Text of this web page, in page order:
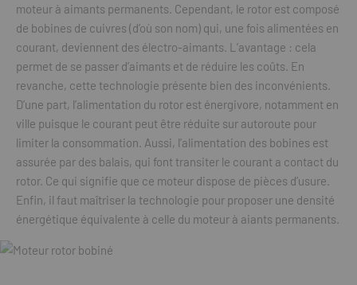
moteur à aimants permanents. Cependant, le rotor est composé
de bobines de cuivres (d’où son nom) qui, une fois alimentées en
courant, deviennent des électro-aimants. L’avantage : cela
permet de se passer d’aimants et de réduire les coûts. En
revanche, cette technologie présente bien des inconvénients.
D’une part, l’alimentation du rotor est énergivore, notamment en
ville puisque le courant peut être réduite sur autoroute pour
limiter la consommation. Aussi, l’alimentation des bobines est
assurée par des balais, qui font transiter le courant a contact du
rotor. Ce qui signifie que ce moteur dispose de pièces d’usure.
Enfin, il faut maîtriser la technologie pour proposer une densité
énergétique équivalente à celle du moteur à aiants permanents.